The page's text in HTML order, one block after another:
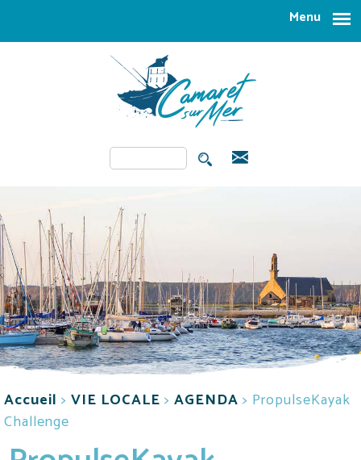
Menu
RECHERCHE
Rechercher
Accueil > VIE LOCALE > AGENDA > PropulseKayak
Challenge